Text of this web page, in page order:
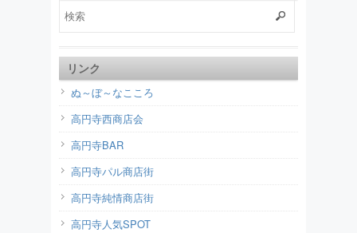
リンク
ぬ～ぼ～なこころ
高円寺西商店会
高円寺BAR
高円寺パル商店街
高円寺純情商店街
高円寺人気SPOT